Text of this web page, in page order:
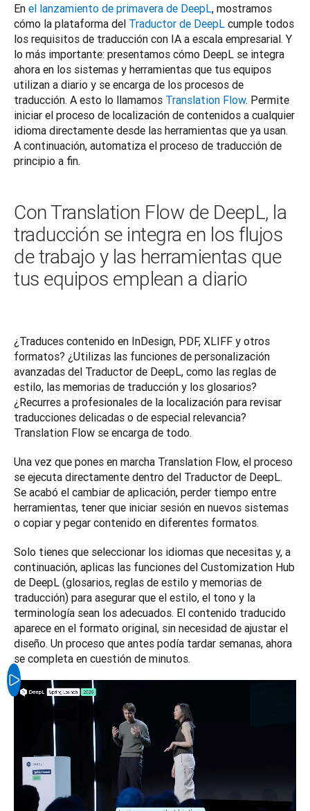
En el lanzamiento de primavera de DeepL, mostramos
cómo la plataforma del Traductor de DeepL cumple todos
los requisitos de traducción con IA a escala empresarial. Y
lo más importante: presentamos cómo DeepL se integra
ahora en los sistemas y herramientas que tus equipos
utilizan a diario y se encarga de los procesos de
traducción. A esto lo llamamos Translation Flow. Permite
iniciar el proceso de localización de contenidos a cualquier
idioma directamente desde las herramientas que ya usan.
A continuación, automatiza el proceso de traducción de
principio a fin.
Con Translation Flow de DeepL, la
traducción se integra en los flujos
de trabajo y las herramientas que
tus equipos emplean a diario
¿Traduces contenido en InDesign, PDF, XLIFF y otros
formatos? ¿Utilizas las funciones de personalización
avanzadas del Traductor de DeepL, como las reglas de
estilo, las memorias de traducción y los glosarios?
¿Recurres a profesionales de la localización para revisar
traducciones delicadas o de especial relevancia?
Translation Flow se encarga de todo.
Una vez que pones en marcha Translation Flow, el proceso
se ejecuta directamente dentro del Traductor de DeepL.
Se acabó el cambiar de aplicación, perder tiempo entre
herramientas, tener que iniciar sesión en nuevos sistemas
o copiar y pegar contenido en diferentes formatos.
Solo tienes que seleccionar los idiomas que necesitas y, a
continuación, aplicas las funciones del Customization Hub
de DeepL (glosarios, reglas de estilo y memorias de
traducción) para asegurar que el estilo, el tono y la
terminología sean los adecuados. El contenido traducido
aparece en el formato original, sin necesidad de ajustar el
diseño. Un proceso que antes podía tardar semanas, ahora